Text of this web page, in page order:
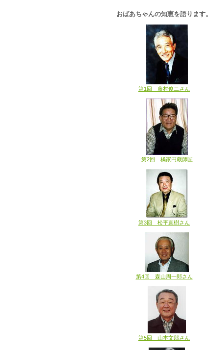
おばあちゃんの知恵を語ります。
第1回 藤村俊二さん
第2回 橘家円蔵師匠
第3回 松平直樹さん
第4回 森山周一郎さん
第5回 山本文郎さん